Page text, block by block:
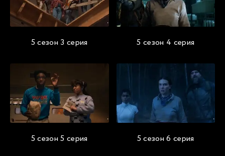
5 сезон 3 серия 5 сезон 4 серия
5 сезон 5 серия 5 сезон 6 серия